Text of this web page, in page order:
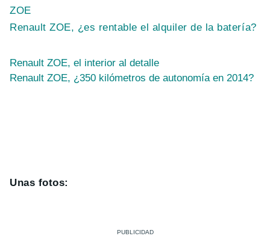
ZOE
Renault ZOE, ¿es rentable el alquiler de la batería?
Renault ZOE, el interior al detalle
Renault ZOE, ¿350 kilómetros de autonomía en 2014?
Unas fotos: